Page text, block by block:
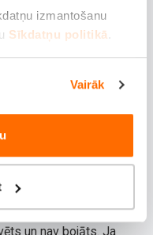
izmantošanu
Sīkdatņu politikā
Vairāk
problēma –
kas var bojāt
nekavējoties
bojājumiem vai pat
pašam
ir vairāki vienkārši
pārbaudiet degvielas
un nav bojāts. Ja